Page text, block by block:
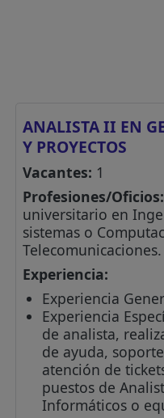
ANALISTA II EN
Y PROYECTOS
Vacantes: 1
Profesiones/Oficios:
universitario en
sistemas o
Telecomunicaciones.
Experiencia:
Experiencia
Experiencia
de analista,
de ayuda,
atención de
puestos de
Informáticos o